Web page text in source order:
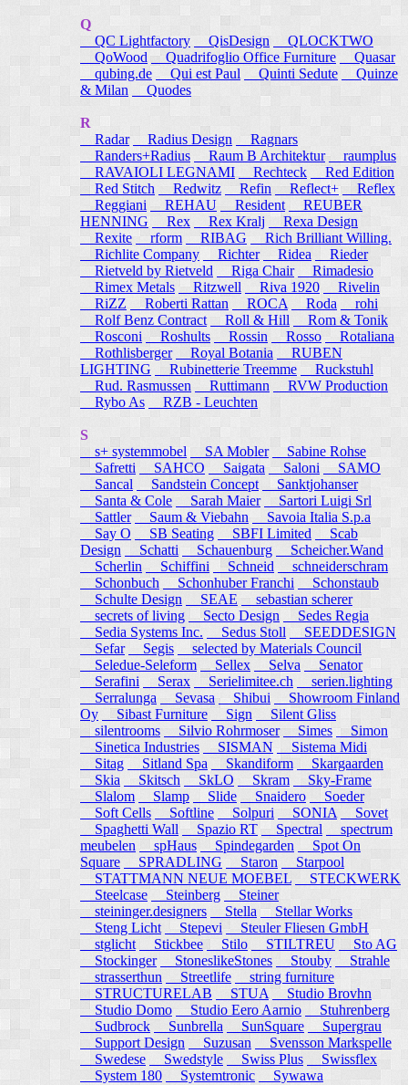
Q
QC Lightfactory
QisDesign
QLOCKTWO
QoWood Quadrifoglio Office Furniture
Quasar
qubing.de
Qui est Paul Quinti Sedute
Quinze
& Milan
Quodes
R
Radar
Radius Design
Ragnars
Randers+Radius
Raum B Architektur raumplus
RAVAIOLI LEGNAMI
Rechteck
Red Edition
Red Stitch
Redwitz Refin Reflect+
Reflex
Reggiani
REHAU Resident
REUBER
HENNING
Rex Rex Kralj
Rexa Design
Rexite
rform RIBAG
Rich Brilliant Willing.
Richlite Company
Richter Ridea
Rieder
Rietveld by Rietveld
Riga Chair
Rimadesio
Rimex Metals
Ritzwell Riva 1920
Rivelin
RiZZ
Roberti Rattan ROCA Roda
rohi
Rolf Benz Contract
Roll & Hill
Rom & Tonik
Rosconi Roshults Rossin Rosso
Rotaliana
Rothlisberger
Royal Botania
RUBEN
LIGHTING
Rubinetterie Treemme
Ruckstuhl
Rud. Rasmussen
Ruttimann
RVW Production
Rybo As
RZB - Leuchten
S
s+ systemmobel
SA Mobler
Sabine Rohse
Safretti
SAHCO Saigata Saloni
SAMO
Sancal
Sandstein Concept
Sanktjohanser
Santa & Cole
Sarah Maier
Sartori Luigi Srl
Sattler
Saum & Viebahn
Savoia Italia S.p.a
Say O
SB Seating SBFI Limited
Scab
Design
Schatti Schauenburg
Scheicher.Wand
Scherlin
Schiffini Schneid
schneiderschram
Schonbuch
Schonhuber Franchi
Schonstaub
Schulte Design
SEAE
sebastian scherer
secrets of living
Secto Design
Sedes Regia
Sedia Systems Inc.
Sedus Stoll
SEEDDESIGN
Sefar
Segis
selected by Materials Council
Seledue-Seleform
Sellex Selva
Senator
Serafini
Serax Serielimitee.ch
serien.lighting
Serralunga
Sevasa Shibui
Showroom Finland
Oy
Sibast Furniture Sign
Silent Gliss
silentrooms
Silvio Rohrmoser Simes Simon
Sinetica Industries
SISMAN
Sistema Midi
Sitag
Sitland Spa Skandiform
Skargaarden
Skia
Skitsch SkLO Skram
Sky-Frame
Slalom
Slamp Slide Snaidero
Soeder
Soft Cells
Softline Solpuri SONIA
Sovet
Spaghetti Wall
Spazio RT Spectral
spectrum
meubelen
spHaus Spindegarden
Spot On
Square
SPRADLING Staron
Starpool
STATTMANN NEUE MOEBEL
STECKWERK
Steelcase
Steinberg
Steiner
steininger.designers
Stella Stellar Works
Steng Licht
Stepevi
Steuler Fliesen GmbH
stglicht
Stickbee Stilo STILTREU
Sto AG
Stockinger
StoneslikeStones Stouby
Strahle
strasserthun
Streetlife
string furniture
STRUCTURELAB
STUA
Studio Brovhn
Studio Domo
Studio Eero Aarnio
Stuhrenberg
Sudbrock
Sunbrella SunSquare
Supergrau
Support Design
Suzusan
Svensson Markspelle
Swedese
Swedstyle Swiss Plus
Swissflex
System 180
Systemtronic Sywawa